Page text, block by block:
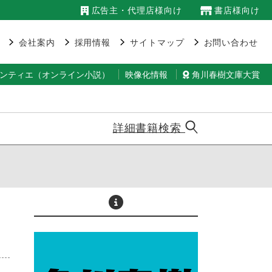
広告主・代理店様向け 書店様向け
会社案内 採用情報 サイトマップ お問い合わせ
ティエ（オンライン小説） 映像化情報 角川春樹文庫大賞
詳細書籍検索